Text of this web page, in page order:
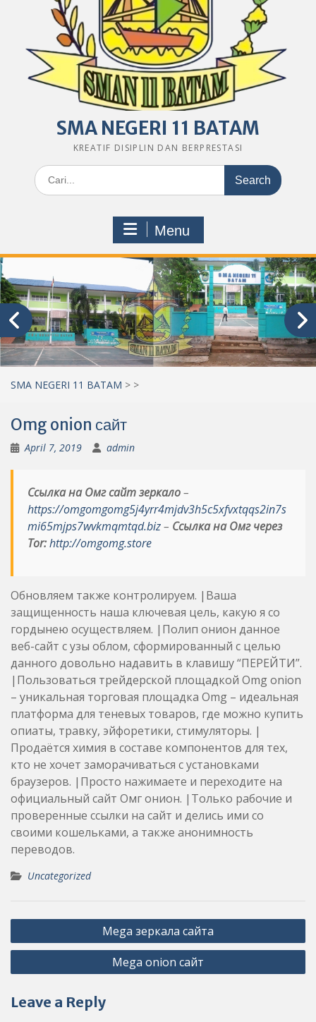
SMA NEGERI 11 BATAM
KREATIF DISIPLIN DAN BERPRESTASI
Search
for:
Menu
SMA NEGERI 11 BATAM > >
Omg onion сайт
April 7, 2019 admin
Ссылка на Омг сайт зеркало–
https://omgomgomg5j4yrr4mjdv3h5c5xfvxtqqs2in7s
mi65mjps7wvkmqmtqd.biz– Ссылка на Омг через
Tor:http://omgomg.store
Обновляем также контролируем. |Ваша
защищенность наша ключевая цель, какую я со
гордынею осуществляем. |Полип онион данное
веб-сайт с узы облом, сформированный с целью
данного довольно надавить в клавишу “ПЕРЕЙТИ”.
|Пользоваться трейдерской площадкой Omg onion
– уникальная торговая площадка Omg – идеальная
платформа для теневых товаров, где можно купить
опиаты, травку, эйфоретики, стимуляторы. |
Продаётся химия в составе компонентов для тех,
кто не хочет заморачиваться с установками
браузеров. |Просто нажимаете и переходите на
официальный сайт Омг онион. |Только рабочие и
проверенные ссылки на сайт и делись ими со
своими кошельками, а также анонимность
переводов.
Uncategorized
Post
navigation
Mega зеркала сайта
Mega onion сайт
Leave a Reply